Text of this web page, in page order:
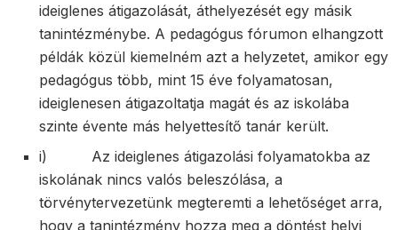
ideiglenes átigazolását, áthelyezését egy másik
tanintézménybe. A pedagógus fórumon elhangzott
példák közül kiemelném azt a helyzetet, amikor egy
pedagógus több, mint 15 éve folyamatosan,
ideiglenesen átigazoltatja magát és az iskolába
szinte évente más helyettesítő tanár került.
i) Az ideiglenes átigazolási folyamatokba az
iskolának nincs valós beleszólása, a
törvénytervezetünk megteremti a lehetőséget arra,
hogy a tanintézmény hozza meg a döntést helyi